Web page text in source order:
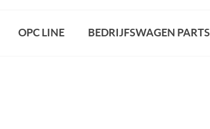
OPC LINE BEDRIJFSWAGEN PARTS